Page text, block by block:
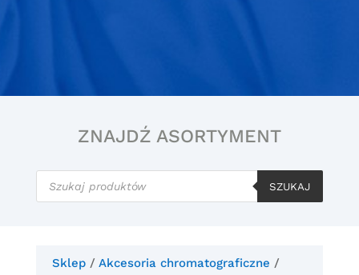
ZNAJDŹ ASORTYMENT
Wyszukiwarka
produktów
SZUKAJ
Sklep/ Akcesoria chromatograficzne /